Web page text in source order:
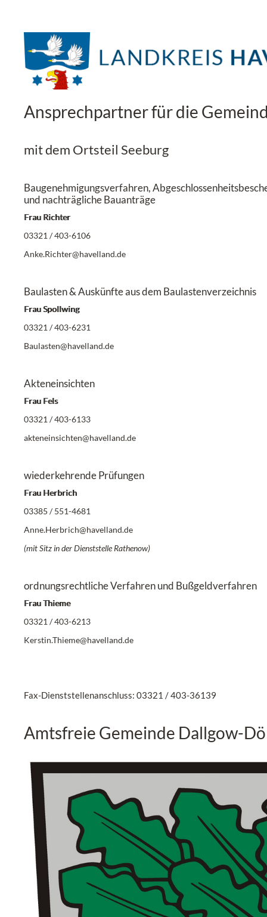
Ansprechpartner für die
mit dem Ortsteil Seeburg
Baugenehmigungsverfahren,
und nachträgliche Bauanträge
Frau Richter
03321 / 403-6106
Anke.Richter@havelland.de
Baulasten & Auskünfte aus dem Baulastenverzeichnis
Frau Spollwing
03321 / 403-6231
Baulasten@havelland.de
Akteneinsichten
Frau Fels
03321 / 403-6133
akteneinsichten@havelland.de
wiederkehrende Prüfungen
Frau Herbrich
03385 / 551-4681
Anne.Herbrich@havelland.de
(mit Sitz in der Dienststelle Rathenow)
ordnungsrechtliche Verfahren und Bußgeldverfahren
Frau Thieme
03321 / 403-6213
Kerstin.Thieme@havelland.de
Fax-Dienststellenanschluss: 03321 / 403-36139
Amtsfreie Gemeinde Dallgow-